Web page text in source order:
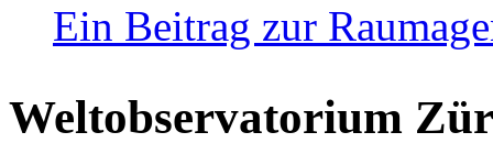
Ein Beitrag zur
Weltobservatorium